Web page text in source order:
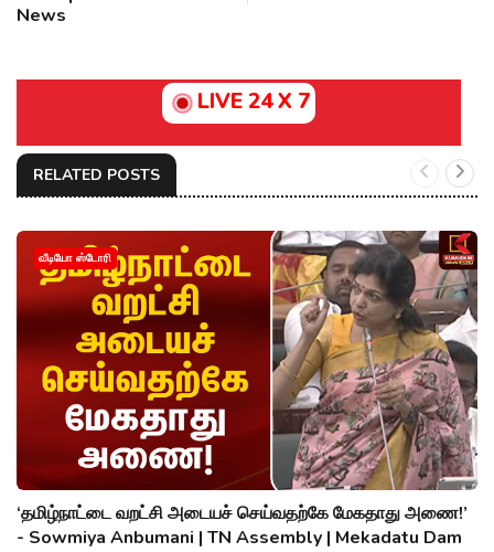
News
LIVE 24 X 7
RELATED POSTS
வீடியோ ஸ்டோரி
‘தமிழ்நாட்டை வறட்சி அடையச் செய்வதற்கே மேகதாது அணை!’
- Sowmiya Anbumani | TN Assembly | Mekadatu Dam